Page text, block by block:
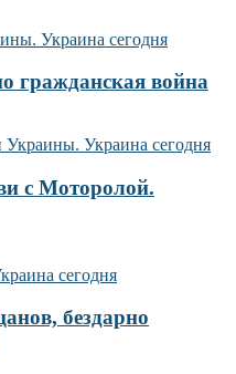
гражданская война
с Моторолой.
бездарно